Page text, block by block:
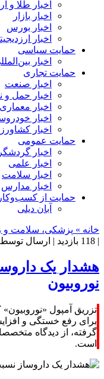
اخبار طلا و
اخبار بازار
اخبار بورس
اخبار
حمایت سیاسی
اخبار
حمایت تجاری
اخبار صنعت
اخبار حمل و
اخبار معماری
اخبار
اخبار
حمایت عمومی
اخبار
اخبار علمی
اخبار سلامت
اخبار مدارس
حمایت از کسب‌وکار
آبان دیلی
خانه » پزشکی، سلامت و
| 118 بازدید | ارسال
هشدار یک
نوروبیون
تزریق آمپول
برای رفع خستگی و
گرفته، از دیدگاه
است.